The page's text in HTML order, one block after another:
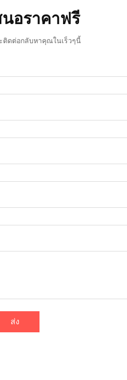
นอราคาฟรี
ติดต่อกลับหาคุณในเร็วๆนี้
ส่ง